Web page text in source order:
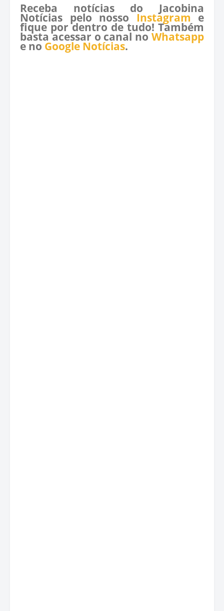
Receba notícias do Jacobina
Notícias pelo nosso Instagram e
fique por dentro de tudo! Também
basta acessar o canal no Whatsapp
e no Google Notícias.